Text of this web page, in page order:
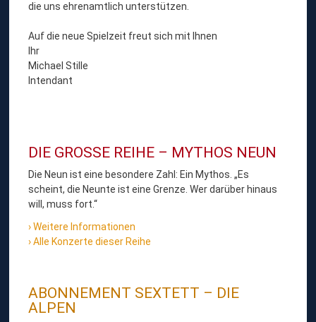
die uns ehrenamtlich unterstützen.
Auf die neue Spielzeit freut sich mit Ihnen
Ihr
Michael Stille
Intendant
DIE GROSSE REIHE – MYTHOS NEUN
Die Neun ist eine besondere Zahl: Ein Mythos. „Es
scheint, die Neunte ist eine Grenze. Wer darüber hinaus
will, muss fort.“
Weitere Informationen
Alle Konzerte dieser Reihe
ABONNEMENT SEXTETT – DIE
ALPEN